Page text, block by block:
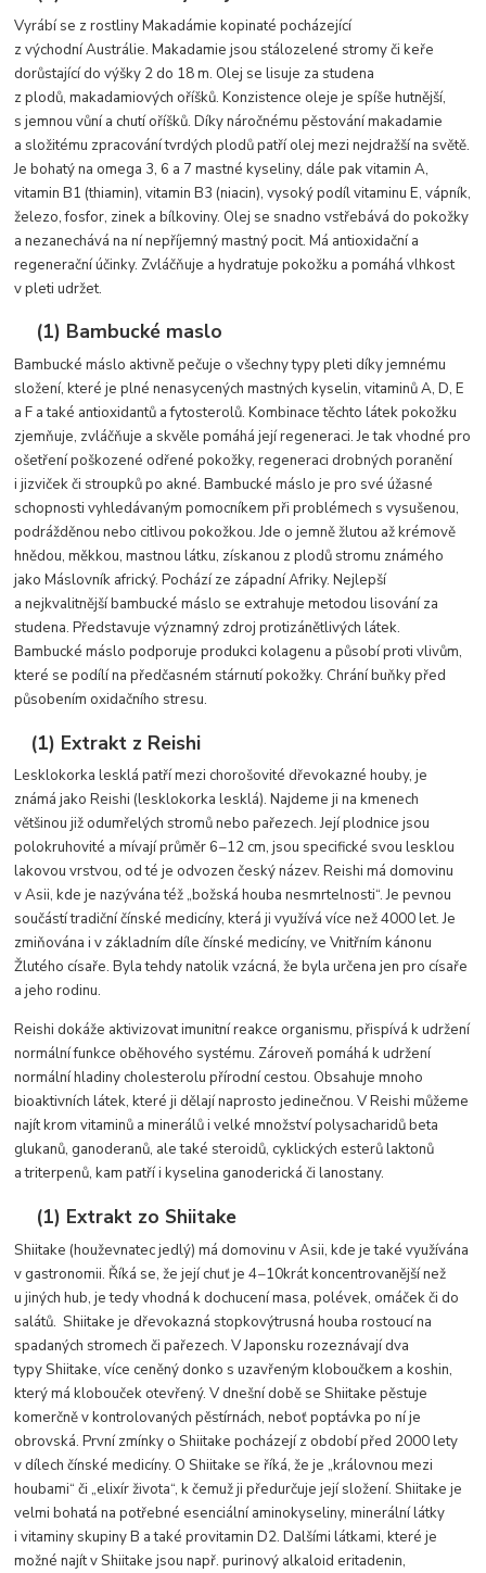
Vyrábí se z rostliny Makadámie kopinaté pocházející
z východní Austrálie. Makadamie jsou stálozelené stromy či keře
dorůstající do výšky 2 do 18 m. Olej se lisuje za studena
z plodů, makadamiových oříšků. Konzistence oleje je spíše hutnější,
s jemnou vůní a chutí oříšků. Díky náročnému pěstování makadamie
a složitému zpracování tvrdých plodů patří olej mezi nejdražší na světě.
Je bohatý na omega 3, 6 a 7 mastné kyseliny, dále pak vitamin A,
vitamin B1 (thiamin), vitamin B3 (niacin), vysoký podíl vitaminu E, vápník,
železo, fosfor, zinek a bílkoviny. Olej se snadno vstřebává do pokožky
a nezanechává na ní nepříjemný mastný pocit. Má antioxidační a
regenerační účinky. Zvláčňuje a hydratuje pokožku a pomáhá vlhkost
v pleti udržet.
(1) Bambucké maslo
Bambucké máslo aktivně pečuje o všechny typy pleti díky jemnému
složení, které je plné nenasycených mastných kyselin, vitaminů A, D, E
a F a také antioxidantů a fytosterolů. Kombinace těchto látek pokožku
zjemňuje, zvláčňuje a skvěle pomáhá její regeneraci. Je tak vhodné pro
ošetření poškozené odřené pokožky, regeneraci drobných poranění
i jizviček či stroupků po akné. Bambucké máslo je pro své úžasné
schopnosti vyhledávaným pomocníkem při problémech s vysušenou,
podrážděnou nebo citlivou pokožkou. Jde o jemně žlutou až krémově
hnědou, měkkou, mastnou látku, získanou z plodů stromu známého
jako Máslovník africký. Pochází ze západní Afriky. Nejlepší
a nejkvalitnější bambucké máslo se extrahuje metodou lisování za
studena. Představuje významný zdroj protizánětlivých látek.
Bambucké máslo podporuje produkci kolagenu a působí proti vlivům,
které se podílí na předčasném stárnutí pokožky. Chrání buňky před
působením oxidačního stresu.
(1) Extrakt z Reishi
Lesklokorka lesklá patří mezi chorošovité dřevokazné houby, je
známá jako Reishi (lesklokorka lesklá). Najdeme ji na kmenech
většinou již odumřelých stromů nebo pařezech. Její plodnice jsou
polokruhovité a mívají průměr 6−12 cm, jsou specifické svou lesklou
lakovou vrstvou, od té je odvozen český název. Reishi má domovinu
v Asii, kde je nazývána též „božská houba nesmrtelnosti“. Je pevnou
součástí tradiční čínské medicíny, která ji využívá více než 4000 let. Je
zmiňována i v základním díle čínské medicíny, ve Vnitřním kánonu
Žlutého císaře. Byla tehdy natolik vzácná, že byla určena jen pro císaře
a jeho rodinu.
Reishi dokáže aktivizovat imunitní reakce organismu, přispívá k udržení
normální funkce oběhového systému. Zároveň pomáhá k udržení
normální hladiny cholesterolu přírodní cestou. Obsahuje mnoho
bioaktivních látek, které ji dělají naprosto jedinečnou. V Reishi můžeme
najít krom vitaminů a minerálů i velké množství polysacharidů beta
glukanů, ganoderanů, ale také steroidů, cyklických esterů laktonů
a triterpenů, kam patří i kyselina ganoderická či lanostany.
(1) Extrakt zo Shiitake
Shiitake (houževnatec jedlý) má domovinu v Asii, kde je také využívána
v gastronomii. Říká se, že její chuť je 4−10krát koncentrovanější než
u jiných hub, je tedy vhodná k dochucení masa, polévek, omáček či do
salátů. Shiitake je dřevokazná stopkovýtrusná houba rostoucí na
spadaných stromech či pařezech. V Japonsku rozeznávají dva
typy Shiitake, více ceněný donko s uzavřeným kloboučkem a koshin,
který má klobouček otevřený. V dnešní době se Shiitake pěstuje
komerčně v kontrolovaných pěstírnách, neboť poptávka po ní je
obrovská. První zmínky o Shiitake pocházejí z období před 2000 lety
v dílech čínské medicíny. O Shiitake se říká, že je „královnou mezi
houbami“ či „elixír života“, k čemuž ji předurčuje její složení. Shiitake je
velmi bohatá na potřebné esenciální aminokyseliny, minerální látky
i vitaminy skupiny B a také provitamin D2. Dalšími látkami, které je
možné najít v Shiitake jsou např. purinový alkaloid eritadenin,